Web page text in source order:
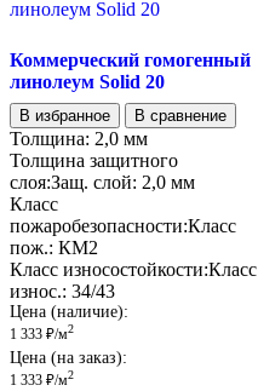
Коммерческий гомогенный
линолеум Solid 20
В избранное В сравнение
Толщина: 2,0 мм
Толщина защитного
слоя:Защ. слой: 2,0 мм
Класс
пожаробезопасности:Класс
пож.: КМ2
Класс износостойкости:Класс
износ.: 34/43
Цена (наличие):
1 333 ₽/м2
Цена (на заказ):
1 333 ₽/м2